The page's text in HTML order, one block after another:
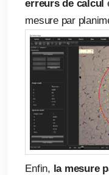
erreurs de calcul
mesure par
Enfin, la mesure